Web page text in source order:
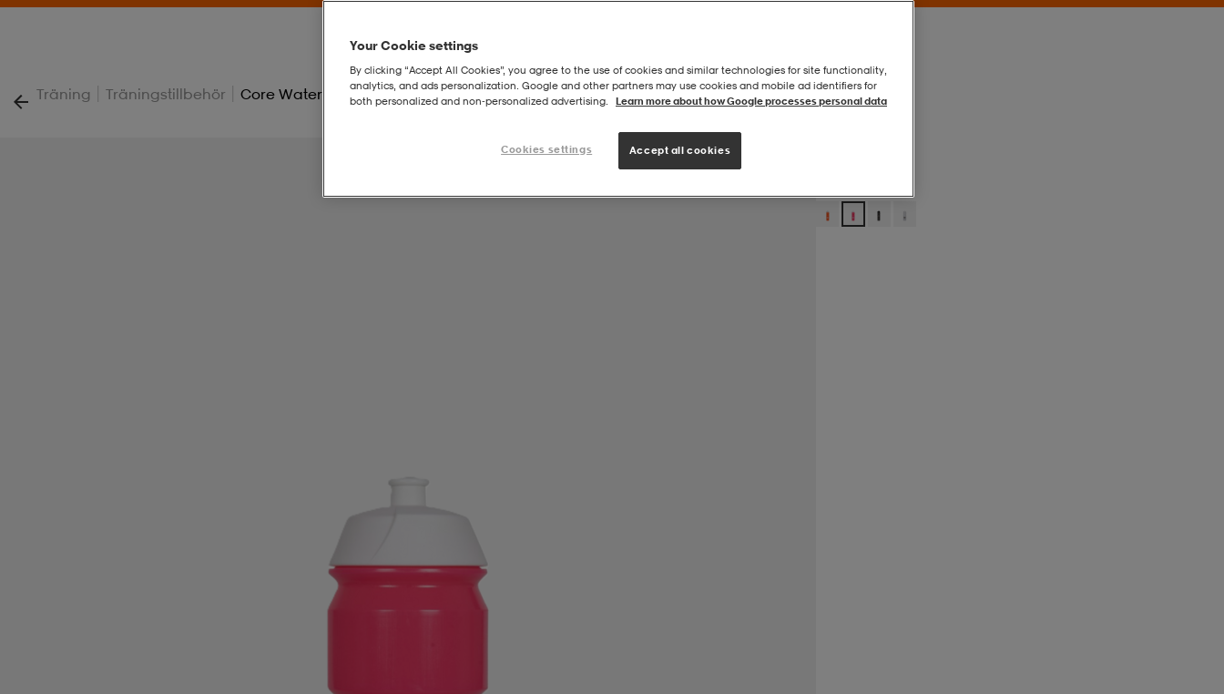
Träning | Träningstillbehör | Core Water Bottle
Your Cookie settings
By clicking “Accept All Cookies”, you agree to the use of cookies and similar technologies for site functionality,
analytics, and ads personalization. Google and other partners may use cookies and mobile ad identifiers for
both personalized and non‑personalized advertising.
Learn more about how Google processes personal data
Cookies settings Accept all cookies